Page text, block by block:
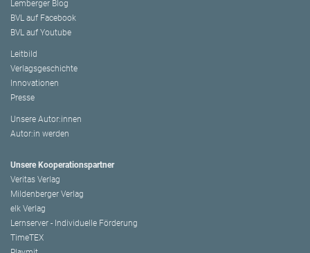
Lemberger Blog
BVL auf Facebook
BVL auf Youtube
Leitbild
Verlagsgeschichte
Innovationen
Presse
Unsere Autor:innen
Autor:in werden
Unsere Kooperationspartner
Veritas Verlag
Mildenberger Verlag
elk Verlag
Lernserver - Individuelle Förderung
TimeTEX